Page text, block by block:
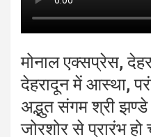
मोनाल एक्सप्रेस,
देहरादून में आस्था,
अद्भुत संगम श्री झण्डे
जोरशोर से प्रारंभ